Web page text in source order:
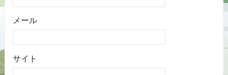
メール
サイト